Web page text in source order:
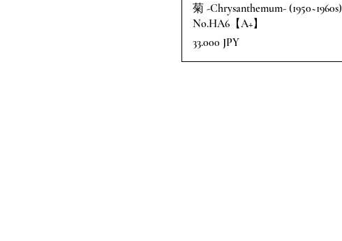
菊 -Chrysanthemum- (1950~1960s)
No.HA6【A+】
Precio
33.000 JPY